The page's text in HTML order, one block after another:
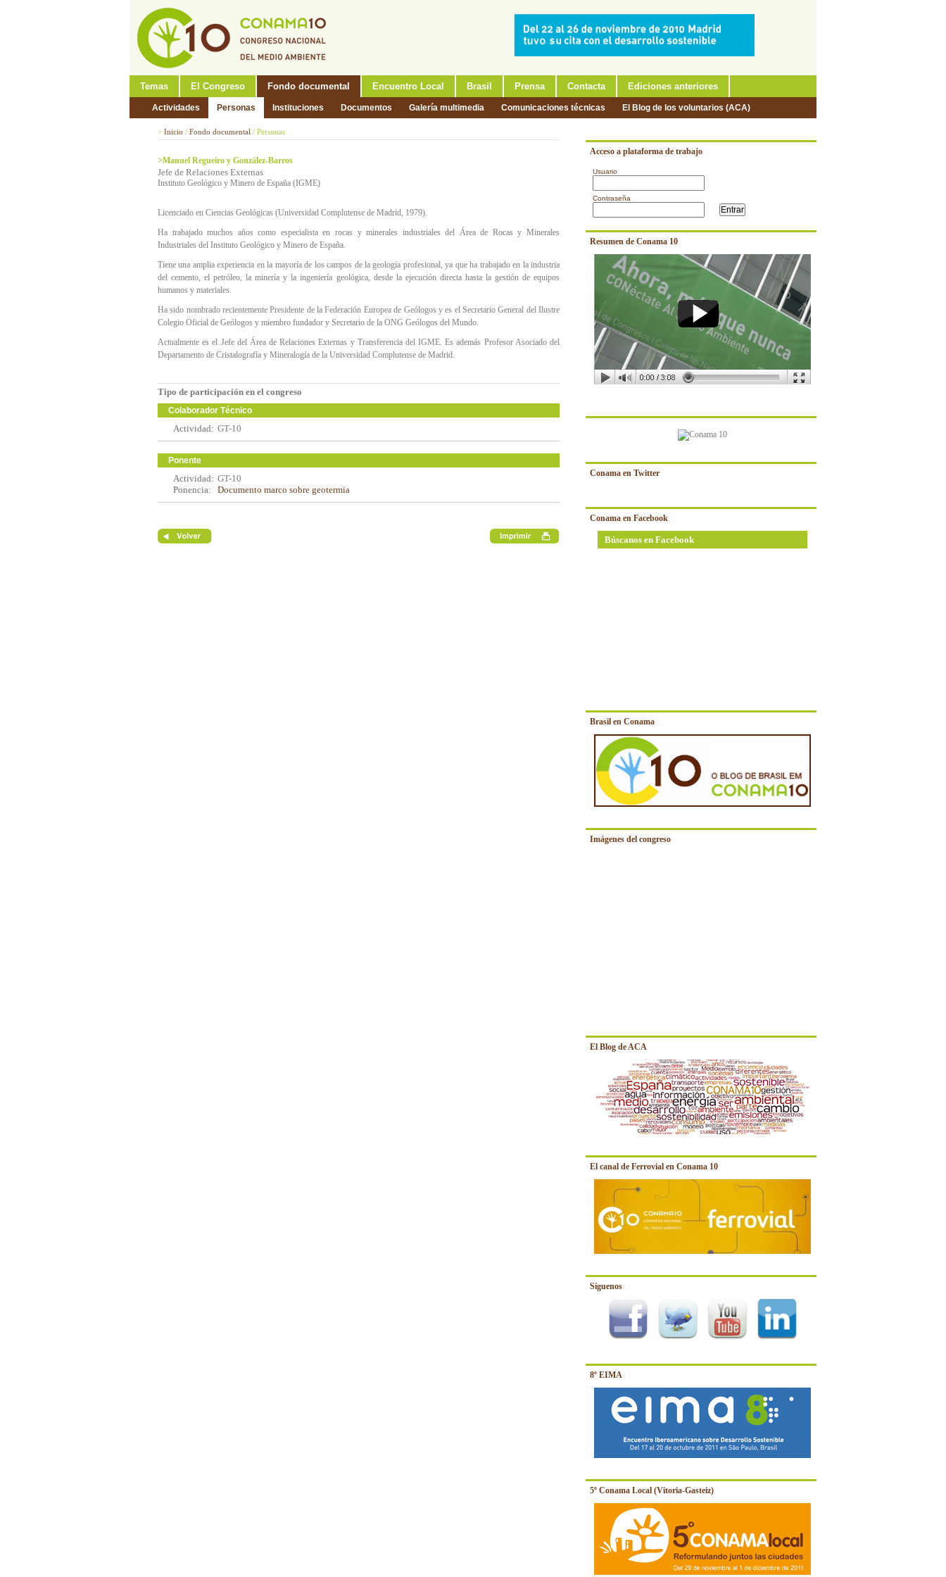
Temas El Congreso Fondo documental Encuentro Local Brasil Prensa Contacta Ediciones anteriores
Actividades Personas Instituciones Documentos Galería multimedia Comunicaciones técnicas El Blog de los voluntarios (ACA)
Acceso a plataforma de trabajo
Usuario
Contraseña
Resumen de Conama 10
Conama en Twitter
Conama en Facebook
Búscanos en Facebook
Brasil en Conama
Imágenes del congreso
El Blog de ACA
El canal de Ferrovial en Conama 10
Síguenos
8º EIMA
5º Conama Local (Vitoria-Gasteiz)
> Inicio / Fondo documental / Personas
>Manuel Regueiro y González-Barros
Jefe de Relaciones Externas
Instituto Geológico y Minero de España (IGME)
Licenciado en Ciencias Geológicas (Universidad Complutense de Madrid, 1979).
Ha trabajado muchos años como especialista en rocas y minerales industriales del Área de Rocas y Minerales
Industriales del Instituto Geológico y Minero de España.
Tiene una amplia experiencia en la mayoría de los campos de la geología profesional, ya que ha trabajado en la industria
del cemento, el petróleo, la minería y la ingeniería geológica, desde la ejecución directa hasta la gestión de equipos
humanos y materiales.
Ha sido nombrado recientemente Presidente de la Federación Europea de Geólogos y es el Secretario General del Ilustre
Colegio Oficial de Geólogos y miembro fundador y Secretario de la ONG Geólogos del Mundo.
Actualmente es el Jefe del Área de Relaciones Externas y Transferencia del IGME. Es además Profesor Asociado del
Departamento de Cristalografía y Mineralogía de la Universidad Complutense de Madrid.
Tipo de participación en el congreso
Colaborador Técnico
Actividad: GT-10
Ponente
Actividad: GT-10
Ponencia:
Documento marco sobre geotermia